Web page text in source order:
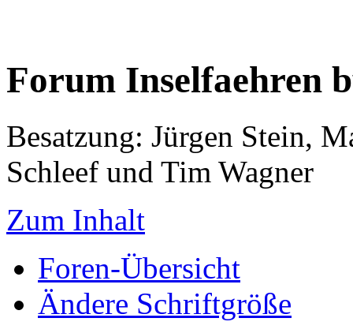
Forum Inselfaehren
Besatzung: Jürgen Stein,
Schleef und Tim Wagner
Zum Inhalt
Foren-Übersicht
Ändere Schriftgröße